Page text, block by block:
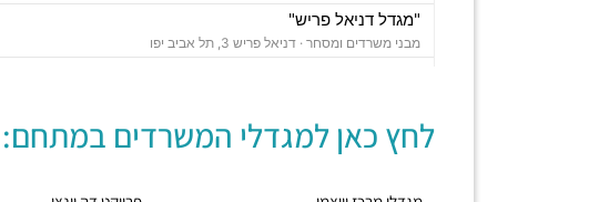
"מגדל דניאל פריש"
מבני משרדים ומסחר · דניאל פריש 3, תל אביב יפו
"בית אסיה"
מבני משרדים ומסחר ·וייצמן 4, תל אביב יפו
לחץ כאן למגדלי המשרדים במתחם: